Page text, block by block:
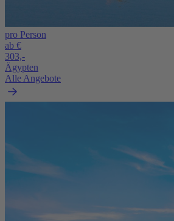
pro Person
ab €
303,-
Ägypten
Alle Angebote